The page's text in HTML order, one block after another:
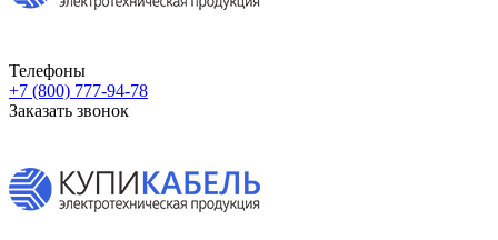
Телефоны
+7 (800) 777-94-78
Заказать звонок